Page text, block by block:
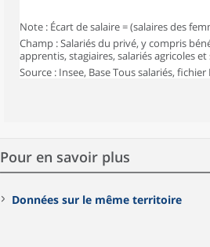
Note : Écart de salaire = (salaires des
Champ : Salariés du privé, y compris
apprentis, stagiaires, salariés agricoles
Source : Insee, Base Tous salariés,
Pour en savoir plus
Données sur le même territoire